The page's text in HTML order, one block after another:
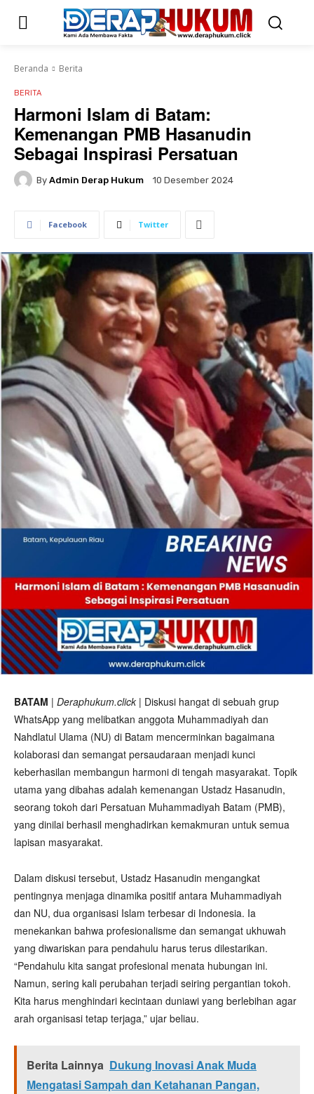
Beranda Berita
BERITA
Harmoni Islam di Batam:
Kemenangan PMB Hasanudin
Sebagai Inspirasi Persatuan
By Admin Derap Hukum 10 Desember 2024
Facebook Twitter
BATAM | Deraphukum.click | Diskusi hangat di sebuah grup
WhatsApp yang melibatkan anggota Muhammadiyah dan
Nahdlatul Ulama (NU) di Batam mencerminkan bagaimana
kolaborasi dan semangat persaudaraan menjadi kunci
keberhasilan membangun harmoni di tengah masyarakat. Topik
utama yang dibahas adalah kemenangan Ustadz Hasanudin,
seorang tokoh dari Persatuan Muhammadiyah Batam (PMB),
yang dinilai berhasil menghadirkan kemakmuran untuk semua
lapisan masyarakat.
Dalam diskusi tersebut, Ustadz Hasanudin mengangkat
pentingnya menjaga dinamika positif antara Muhammadiyah
dan NU, dua organisasi Islam terbesar di Indonesia. Ia
menekankan bahwa profesionalisme dan semangat ukhuwah
yang diwariskan para pendahulu harus terus dilestarikan.
“Pendahulu kita sangat profesional menata hubungan ini.
Namun, sering kali perubahan terjadi seiring pergantian tokoh.
Kita harus menghindari kecintaan duniawi yang berlebihan agar
arah organisasi tetap terjaga,” ujar beliau.
Berita Lainnya Dukung Inovasi Anak Muda
Mengatasi Sampah dan Ketahanan Pangan,